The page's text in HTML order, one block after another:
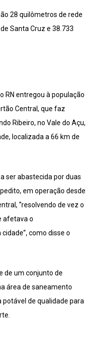
28 quilômetros de rede
Santa Cruz e 38.733
RN entregou à população
Central, que faz
Ribeiro, no Vale do Açu,
localizada a 66 km de
ser abastecida por duas
em operação desde
“resolvendo de vez o
afetava o
como disse o
de um conjunto de
área de saneamento
potável de qualidade para